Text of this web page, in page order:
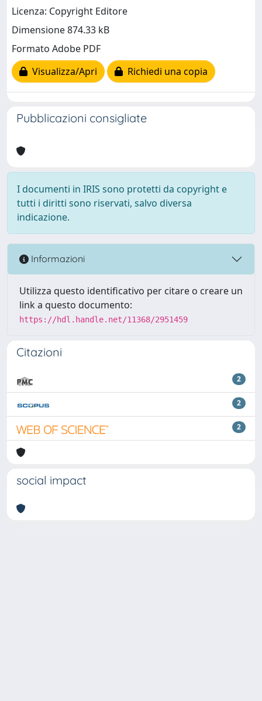
Licenza: Copyright Editore
Dimensione 874.33 kB
Formato Adobe PDF
Visualizza/Apri
Richiedi una copia
Pubblicazioni consigliate
I documenti in IRIS sono protetti da copyright e
tutti i diritti sono riservati, salvo diversa
indicazione.
Informazioni
Utilizza questo identificativo per citare o creare un
link a questo documento:
https://hdl.handle.net/11368/2951459
Citazioni
2
2
2
social impact